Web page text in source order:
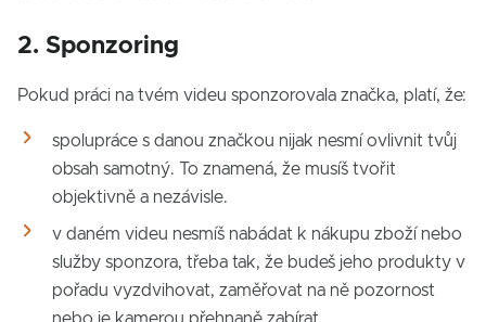
2. Sponzoring
Pokud práci na tvém videu sponzorovala značka, platí, že:
spolupráce s danou značkou nijak nesmí ovlivnit tvůj
obsah samotný. To znamená, že musíš tvořit
objektivně a nezávisle.
v daném videu nesmíš nabádat k nákupu zboží nebo
služby sponzora, třeba tak, že budeš jeho produkty v
pořadu vyzdvihovat, zaměřovat na ně pozornost
nebo je kamerou přehnaně zabírat